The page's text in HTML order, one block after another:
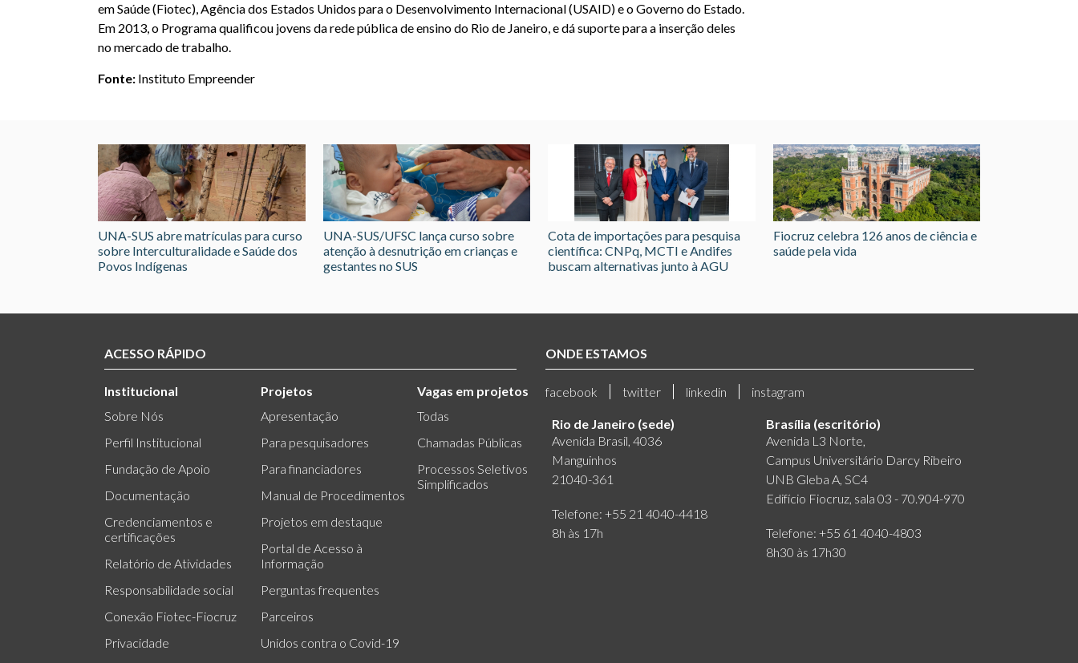
em Saúde (Fiotec), Agência dos Estados Unidos para o Desenvolvimento Internacional (USAID) e o Governo do Estado.
Em 2013, o Programa qualificou jovens da rede pública de ensino do Rio de Janeiro, e dá suporte para a inserção deles
no mercado de trabalho.
Fonte: Instituto Empreender
UNA-SUS abre matrículas para curso
sobre Interculturalidade e Saúde dos
Povos Indígenas
UNA-SUS/UFSC lança curso sobre
atenção à desnutrição em crianças e
gestantes no SUS
Cota de importações para pesquisa
científica: CNPq, MCTI e Andifes
buscam alternativas junto à AGU
Fiocruz celebra 126 anos de ciência e
saúde pela vida
ACESSO RÁPIDO
Institucional
Sobre Nós
Perfil Institucional
Fundação de Apoio
Documentação
Credenciamentos e
certificações
Relatório de Atividades
Responsabilidade social
Conexão Fiotec-Fiocruz
Privacidade
Projetos
Apresentação
Para pesquisadores
Para financiadores
Manual de Procedimentos
Projetos em destaque
Portal de Acesso à
Informação
Perguntas frequentes
Parceiros
Unidos contra o Covid-19
Vagas em projetos
Todas
Chamadas Públicas
Processos Seletivos
Simplificados
ONDE ESTAMOS
facebook twitter linkedin instagram
Rio de Janeiro (sede)
Avenida Brasil, 4036
Manguinhos
21040-361
Telefone: +55 21 4040-4418
8h às 17h
Brasília (escritório)
Avenida L3 Norte,
Campus Universitário Darcy Ribeiro
UNB Gleba A, SC4
Edifício Fiocruz, sala 03 - 70.904-970
Telefone: +55 61 4040-4803
8h30 às 17h30